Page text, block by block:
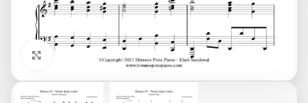
Click to enlarge